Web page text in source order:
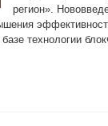
регион».
технологии